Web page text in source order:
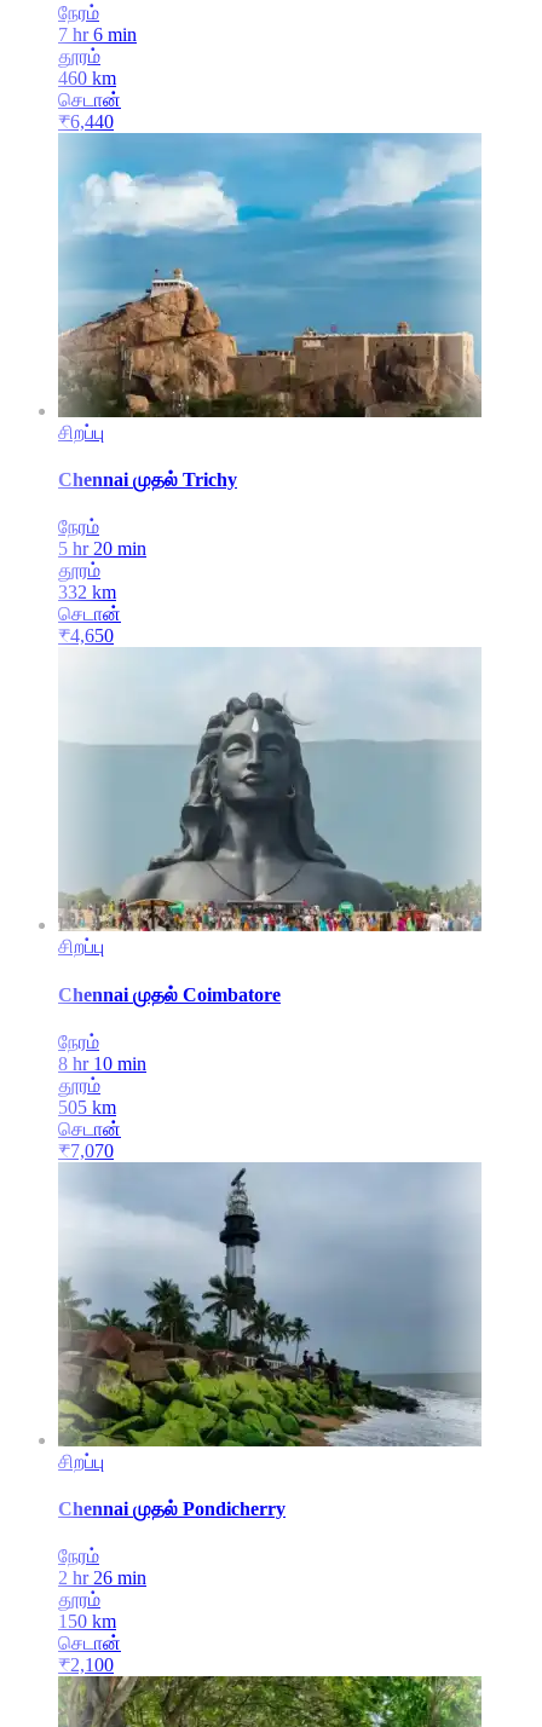
நேரம்
7 hr 6 min
தூரம்
460 km
செடான்
₹6,440
சிறப்பு
Chennai முதல் Trichy
நேரம்
5 hr 20 min
தூரம்
332 km
செடான்
₹4,650
சிறப்பு
Chennai முதல் Coimbatore
நேரம்
8 hr 10 min
தூரம்
505 km
செடான்
₹7,070
சிறப்பு
Chennai முதல் Pondicherry
நேரம்
2 hr 26 min
தூரம்
150 km
செடான்
₹2,100